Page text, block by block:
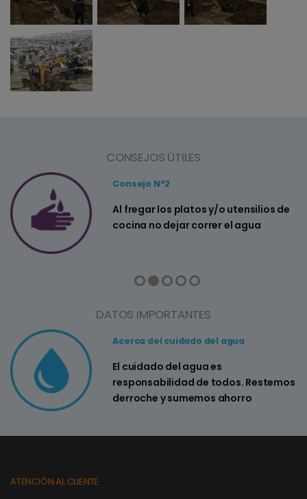
CONSEJOS ÚTILES
Consejo Nº2
Al fregar los platos y/o utensilios de
cocina no dejar correr el agua
DATOS IMPORTANTES
Acerca del cuidado del agua
El cuidado del agua es
responsabilidad de todos. Restemos
derroche y sumemos ahorro
ATENCIÓN AL CLIENTE